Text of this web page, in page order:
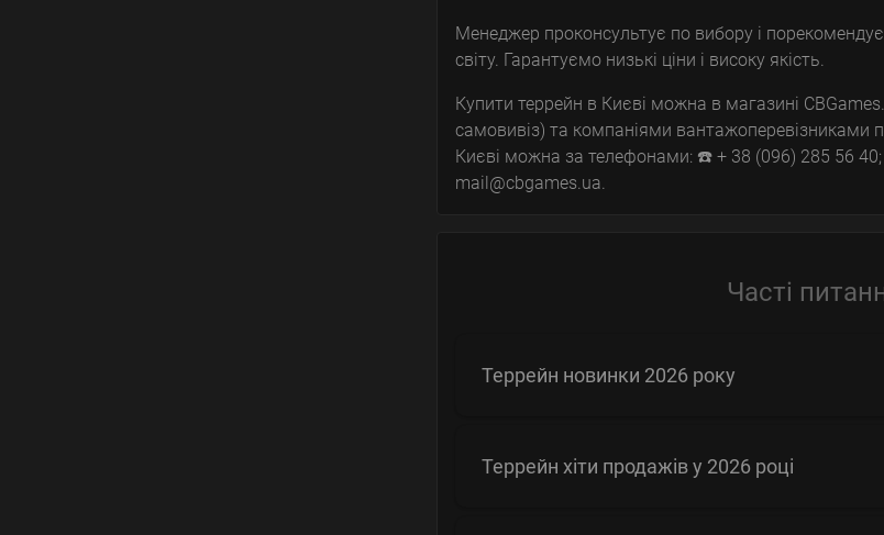
Менеджер проконсультує по вибору і
світу. Гарантуємо низькі ціни і високу якість.
Купити террейн в Києві можна в магазині
самовивіз) та компаніями вантажоперевізниками
Києві можна за телефонами: ☎️ + 38 (096) 285 56
mail@cbgames.ua.
Часті
Террейн новинки 2026 року
Террейн хіти продажів у 2026 році